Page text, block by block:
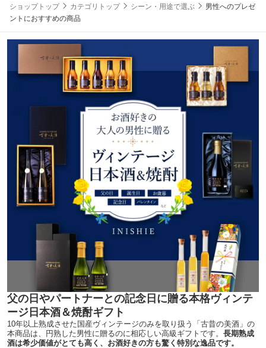
ショップトップ カテゴリトップ シーン・用途で選ぶ
男性へのプレゼ
ントにおすすめの商品
父の日やパートナーとの記念日に贈る本格ヴィンテ
ージ日本酒＆焼酎ギフト
10年以上熟成させた国産ヴィンテージのみを取り扱う「古昔の美酒」の
本商品は、円熟した男性に贈るのに相応しい高級ギフトです。 長期熟成
酒は希少価値がとても高く、お酒好きの方も驚く特別な逸品です。